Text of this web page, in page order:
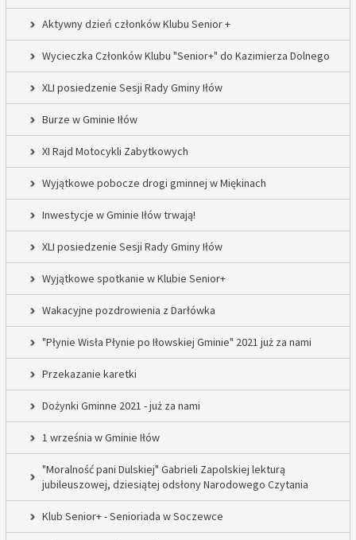
Aktywny dzień członków Klubu Senior +
Wycieczka Członków Klubu "Senior+" do Kazimierza Dolnego
XLI posiedzenie Sesji Rady Gminy Iłów
Burze w Gminie Iłów
XI Rajd Motocykli Zabytkowych
Wyjątkowe pobocze drogi gminnej w Miękinach
Inwestycje w Gminie Iłów trwają!
XLI posiedzenie Sesji Rady Gminy Iłów
Wyjątkowe spotkanie w Klubie Senior+
Wakacyjne pozdrowienia z Darłówka
"Płynie Wisła Płynie po Iłowskiej Gminie" 2021 już za nami
Przekazanie karetki
Dożynki Gminne 2021 - już za nami
1 września w Gminie Iłów
"Moralność pani Dulskiej" Gabrieli Zapolskiej lekturą
jubileuszowej, dziesiątej odsłony Narodowego Czytania
Klub Senior+ - Senioriada w Soczewce